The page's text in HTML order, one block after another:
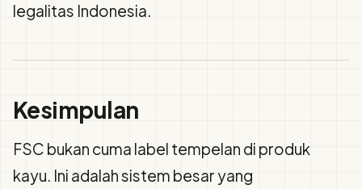
legalitas Indonesia.
Kesimpulan
FSC bukan cuma label tempelan di produk
kayu. Ini adalah sistem besar yang